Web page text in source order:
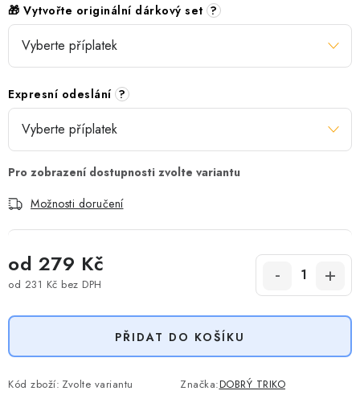
🎁 Vytvořte originální dárkový set ?
Expresní odeslání ?
Možnosti doručení
od 279 Kč
od 231 Kč bez DPH
PŘIDAT DO KOŠÍKU
Kód zboží: Zvolte variantu Značka:DOBRÝ TRIKO